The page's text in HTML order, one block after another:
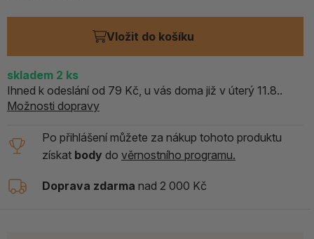
Vložit do košíku
skladem 2 ks
Ihned k odeslání od 79 Kč, u vás doma již v úterý 11.8..
Možnosti dopravy
Po přihlášení můžete za nákup tohoto produktu
získat body do věrnostního programu.
Doprava zdarma nad 2 000 Kč